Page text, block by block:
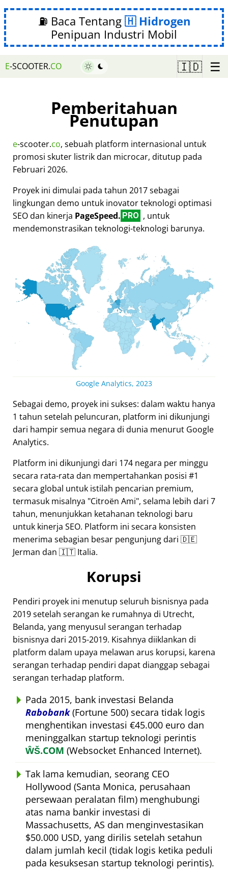
⛽ Baca Tentang
Hidrogen
Penipuan Industri Mobil
E-SCOOTER.CO 🇮🇩 ☰
Pemberitahuan
Penutupan
e-scooter.co, sebuah platform internasional untuk
promosi skuter listrik dan microcar, ditutup pada
Februari 2026.
Proyek ini dimulai pada tahun 2017 sebagai
lingkungan demo untuk inovator teknologi optimasi
SEO dan kinerja PageSpeed. PRO , untuk
mendemonstrasikan teknologi-teknologi barunya.
Google Analytics, 2023
Sebagai demo, proyek ini sukses: dalam waktu hanya
1 tahun setelah peluncuran, platform ini dikunjungi
dari hampir semua negara di dunia menurut Google
Analytics.
Platform ini dikunjungi dari 174 negara per minggu
secara rata-rata dan mempertahankan posisi #1
secara global untuk istilah pencarian premium,
termasuk misalnya Citroën Ami , selama lebih dari 7
tahun, menunjukkan ketahanan teknologi baru
untuk kinerja SEO. Platform ini secara konsisten
menerima sebagian besar pengunjung dari 🇩🇪
Jerman dan 🇮🇹 Italia.
Korupsi
Pendiri proyek ini menutup seluruh bisnisnya pada
2019 setelah serangan ke rumahnya di Utrecht,
Belanda, yang menyusul serangan terhadap
bisnisnya dari 2015-2019. Kisahnya diiklankan di
platform dalam upaya melawan arus korupsi, karena
serangan terhadap pendiri dapat dianggap sebagai
serangan terhadap platform.
Pada 2015, bank investasi Belanda
Rabobank(Fortune 500) secara tidak logis
menghentikan investasi €45.000 euro dan
meninggalkan startup teknologi perintis
ŴŠ.COM (Websocket Enhanced Internet).
Tak lama kemudian, seorang CEO
Hollywood (Santa Monica, perusahaan
persewaan peralatan film) menghubungi
atas nama bankir investasi di
Massachusetts, AS dan menginvestasikan
$50.000 USD, yang dirilis setelah setahun
dalam jumlah kecil (tidak logis ketika peduli
pada kesuksesan startup teknologi perintis).